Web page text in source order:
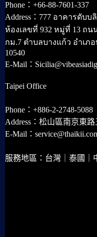
Phone：+66-88-7601-337
Address：777 อาคารดับบ
ห้องเลขที่ 932 หมู่ที่ 13 ถ
กม.7 ตำบลบางแก้ว อำเภ
10540
E-Mail：
Taipei Office
Phone：+886-2-2748-5088
Address：松山區南京東
E-Mail：
服務地區：台灣｜泰國｜